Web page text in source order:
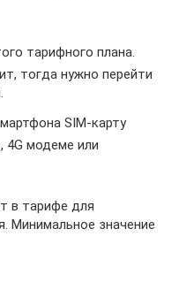
тарифного плана.
тогда нужно перейти
SIM-карту
4G модеме или
в тарифе для
Минимальное значение